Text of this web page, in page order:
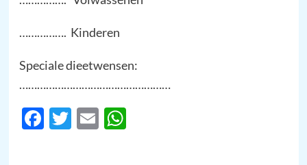
……………. Kinderen
Speciale dieetwensen:
……………………………………………
Facebook
Twitter
EmailWhatsApp